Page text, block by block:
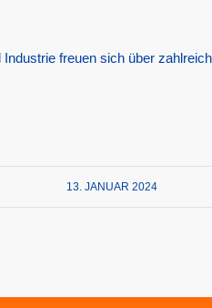
freuen sich über
13. JANUAR 2024